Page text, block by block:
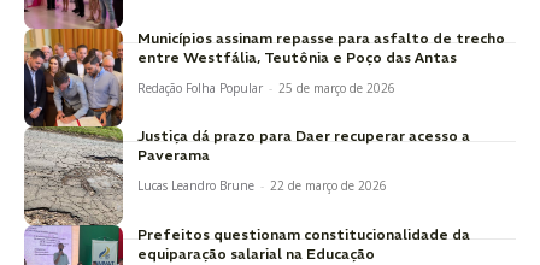
Municípios assinam repasse para asfalto de trecho
entre Westfália, Teutônia e Poço das Antas
Redação Folha Popular - 25 de março de 2026
Justiça dá prazo para Daer recuperar acesso a
Paverama
Lucas Leandro Brune - 22 de março de 2026
Prefeitos questionam constitucionalidade da
equiparação salarial na Educação